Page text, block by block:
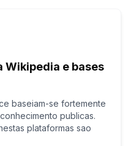
Wikipedia e bases
baseiam-se fortemente
publicas.
plataformas sao